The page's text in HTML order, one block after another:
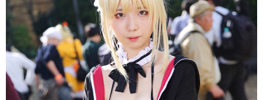
チャンネル
マンガ
ニコニコQ